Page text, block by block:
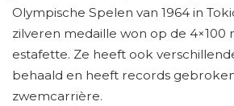
Olympische Spelen van 1964 in
zilveren medaille won op de 4×100
estafette. Ze heeft ook
behaald en heeft records
zwemcarrière.